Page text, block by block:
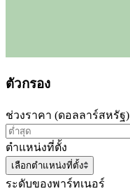
ตัวกรอง
ช่วงราคา (ดอลลาร์สหรัฐ)
ตำแหน่งที่ตั้ง
เลือกตำแหน่งที่ตั้ง
ระดับของพาร์ทเนอร์